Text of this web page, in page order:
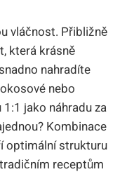
vláčnost. Přibližně
která krásně
nahradíte
nebo
jako náhradu za
Kombinace
optimální strukturu
receptům